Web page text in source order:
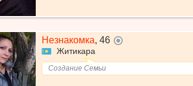
Незнакомка, 46
Житикара
Создание Семьи